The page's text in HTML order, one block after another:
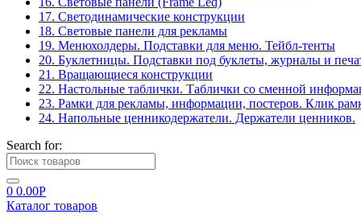
17. Светодинамические конструкции
18. Световые панели для рекламы
19. Менюхолдеры. Подставки для меню. Тейбл-тенты
20. Буклетницы. Подставки под буклеты, журналы и
21. Вращающиеся конструкции
22. Настольные таблички. Таблички со сменной
23. Рамки для рекламы, информации, постеров. Клик
24. Напольные ценникодержатели. Держатели ценников.
Search for:
0 0.00Р
Каталог товаров